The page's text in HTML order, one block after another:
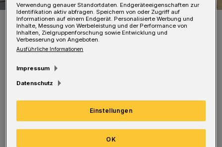
Die Station Adlerbrücke.
Foto: Christoph Petersen
Maßnahme steht der Aufzug nicht zur
Verfügung. Im Anschluss wird die Anlage in
Fahrtrichtung Oberbarmen erneuert. Die WSW
Verwendung genauer Standortdaten. Endgeräteeigenschaften zur
Identifikation aktiv abfragen. Speichern von oder Zugriff auf
Informationen auf einem Endgerät. Personalisierte Werbung und
Inhalte, Messung von Werbeleistung und der Performance von
Inhalten, Zielgruppenforschung sowie Entwicklung und
Verbesserung von Angeboten.
Ausführliche Informationen
Impressum
Datenschutz
Einstellungen
OK